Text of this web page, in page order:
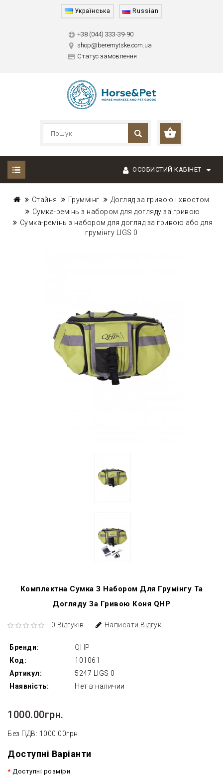
Українська Russian
+38 (044) 333-39-90
shop@beremytske.com.ua
Статус замовлення
ОСОБИСТИЙ КАБІНЕТ
Стайня Груммінг
Догляд за гривою і хвостом
Сумка-ремінь з набором для догляду за гривою
Сумка-ремінь з набором для догляд за гривою або для
грумінгу LIGS 0
Комплектна Сумка З Набором Для Грумінгу Та
Догляду За Гривою Коня QHP
0 Відгуків Написати Відгук
Бренди:
QHP
Код:
101061
Артикул:
5247 LIGS 0
Наявність:
Нет в наличии
1000.00грн.
Без ПДВ: 1000.00грн.
Доступні Варіанти
Доступні розміри